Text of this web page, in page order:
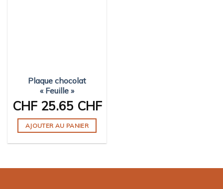
Plaque chocolat
« Feuille »
CHF25.65 CHF
AJOUTER AU PANIER